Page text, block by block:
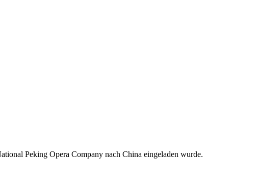
Peking Opera Company nach China eingeladen wurde.